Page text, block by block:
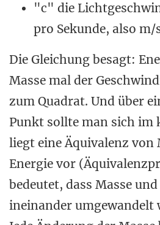
"c" die
pro Sekunde, also m/
Die Gleichung besagt:
Masse mal der
zum Quadrat. Und über
Punkt sollte man sich im
liegt eine Äquivalenz von
Energie vor
bedeutet, dass Masse
ineinander umgewandelt